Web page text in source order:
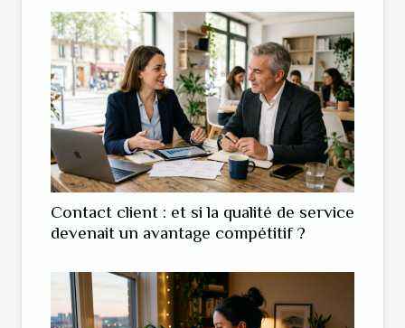
Contact client : et si la qualité de service
devenait un avantage compétitif ?